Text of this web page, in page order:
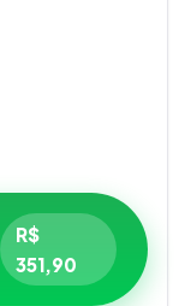
R$
351,90